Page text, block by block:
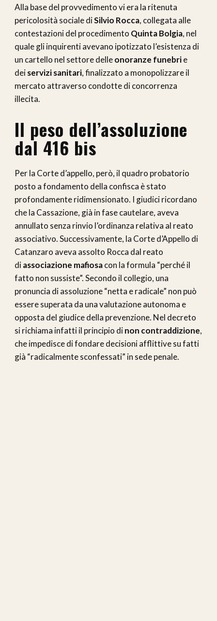
Alla base del provvedimento vi era la ritenuta
pericolosità sociale diSilvio Rocca, collegata alle
contestazioni del procedimento Quinta Bolgia, nel
quale gli inquirenti avevano ipotizzato l’esistenza di
un cartello nel settore delleonoranze funebrie
deiservizi sanitari, finalizzato a monopolizzare il
mercato attraverso condotte di concorrenza
illecita.
Il peso dell’assoluzione
dal 416 bis
Per la Corte d’appello, però, il quadro probatorio
posto a fondamento della confisca è stato
profondamente ridimensionato. I giudici ricordano
che la Cassazione, già in fase cautelare, aveva
annullato senza rinvio l’ordinanza relativa al reato
associativo. Successivamente, la Corte d’Appello di
Catanzaro aveva assolto Rocca dal reato
diassociazione mafiosacon la formula “perché il
fatto non sussiste”. Secondo il collegio, una
pronuncia di assoluzione “netta e radicale” non può
essere superata da una valutazione autonoma e
opposta del giudice della prevenzione. Nel decreto
si richiama infatti il principio dinon contraddizione,
che impedisce di fondare decisioni afflittive su fatti
già “radicalmente sconfessati” in sede penale.